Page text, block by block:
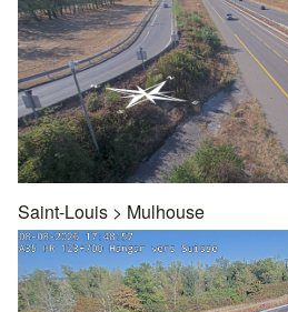
Saint-Louis > Mulhouse